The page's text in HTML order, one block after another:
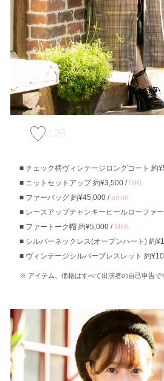
128
チェック柄ヴィンテージロングコート 約
ニットセットアップ 約¥3,500 /GRL
ファーバッグ 約¥45,000 /arron
レースアップチャンキーヒールローファ
ファートーク帽 約¥5,000 / MIIA
シルバーネックレス(オープンハート) 約
ヴィンテージシルバーブレスレット 約
アイテム、価格はすべて出演者の自己申告で